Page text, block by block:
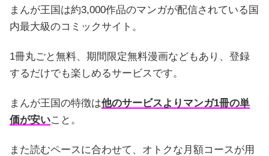
まんが王国は約3,000作品のマンガが配信されている国
内最大級のコミックサイト。
1冊丸ごと無料、期間限定無料漫画などもあり、登録
するだけでも楽しめるサービスです。
まんが王国の特徴は他のサービスよりマンガ1冊の単
価が安いこと。
また読むペースに合わせて、オトクな月額コースが用